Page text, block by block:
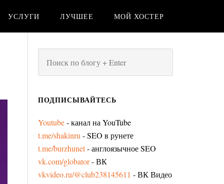
УСЛУГИ ЛУЧШЕЕ МОЙ ХОСТЕР
ПОДПИСЫВАЙТЕСЬ
Youtube- канал на YouTube
t.me/shakinru - SEO в рунете
t.me/burzhunet- англоязычное SEO
vk.com/globator- ВК
vkvideo.ru/@club238145611 - ВК Видео